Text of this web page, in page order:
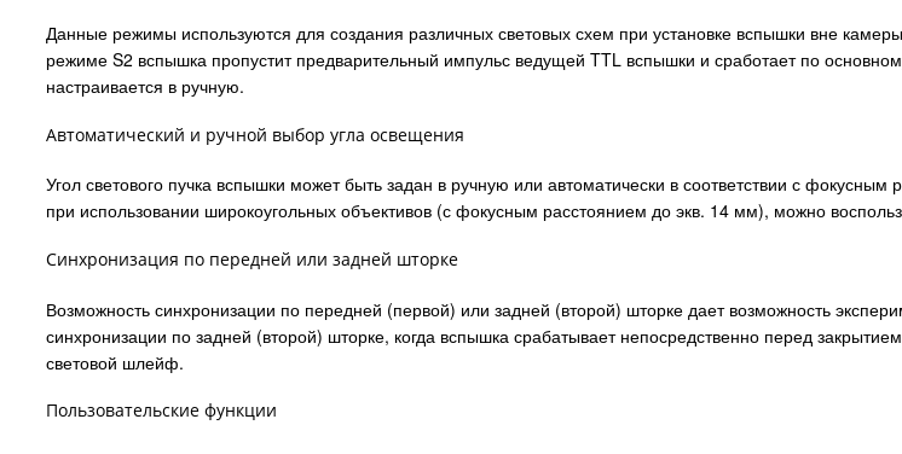
Данные режимы используются для создания различных световых схем при установке вспышки вне
режиме S2 вспышка пропустит предварительный импульс ведущей TTL вспышки и сработает по
настраивается в ручную.
Автоматический и ручной выбор угла освещения
Угол светового пучка вспышки может быть задан в ручную или автоматически в соответствии с
при использовании широкоугольных объективов (с фокусным расстоянием до экв. 14 мм), можно
Синхронизация по передней или задней шторке
Возможность синхронизации по передней (первой) или задней (второй) шторке дает возможность
синхронизации по задней (второй) шторке, когда вспышка срабатывает непосредственно перед
световой шлейф.
Пользовательские функции